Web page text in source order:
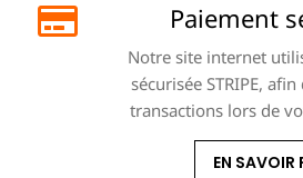
Paiement
Notre site internet
sécurisée STRIPE,
transactions lors de
EN SAVOIR